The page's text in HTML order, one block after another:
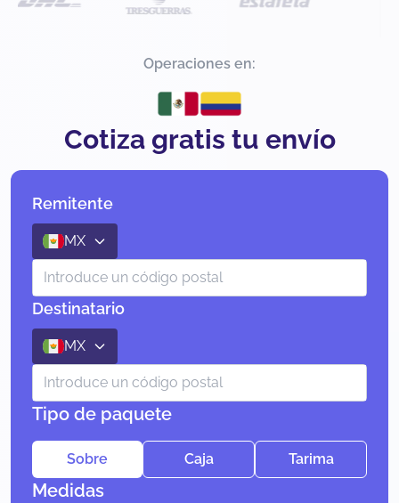
Operaciones en:
Cotiza gratis tu envío
Remitente
MX
Destinatario
MX
Tipo de paquete
Sobre Caja Tarima
Medidas